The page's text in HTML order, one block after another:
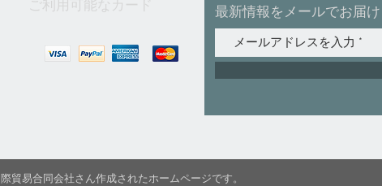
ご利用可能なカード 最新情報をメールでお届
貿易合同会社さん作成されたホームページです。